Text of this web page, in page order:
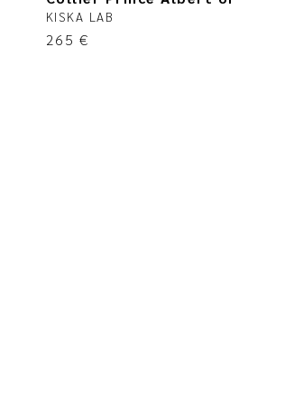
KISKA LAB
265 €